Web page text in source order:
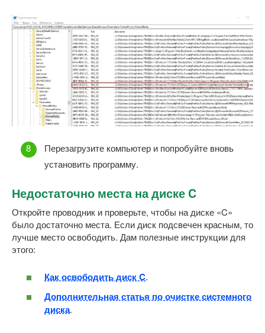
Перезагрузите компьютер и попробуйте вновь
установить программу.
Недостаточно места на диске C
Откройте проводник и проверьте, чтобы на диске «C»
было достаточно места. Если диск подсвечен красным, то
лучше место освободить. Дам полезные инструкции для
этого:
Как освободить диск C.
Дополнительная статья по очистке системного
диска.